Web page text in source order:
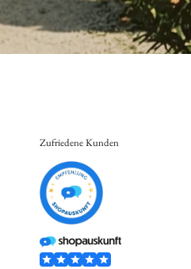
Zufriedene Kunden